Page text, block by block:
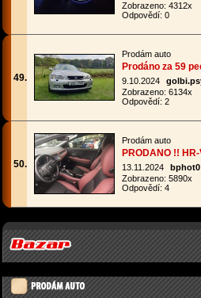
Zobrazeno: 4312x
Odpovědí: 0
49.
Prodám auto
Prodáno za 59
9.10.2024
Zobrazeno: 6134x
Odpovědí: 2
50.
Prodám auto
PRODANO !!
13.11.2024
bphot0
Zobrazeno: 5890x
Odpovědí: 4